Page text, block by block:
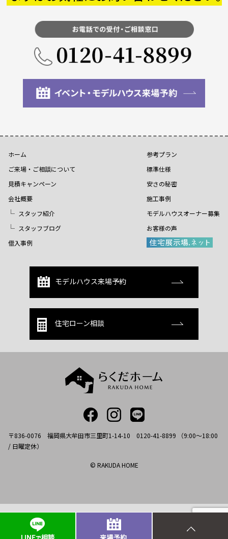
ホーム
ご来場・ご相談について
見積キャンペーン
会社概要
スタッフ紹介
スタッフブログ
借入事例
参考プラン
標準仕様
安さの秘密
施工事例
モデルハウスオーナー募集
お客様の声
モデルハウス来場予約
住宅ローン相談
〒836-0076 福岡県大牟田市三里町1-14-10 0120-41-8899 （9:00～18:00
/ 日曜定休）
© RAKUDA HOME